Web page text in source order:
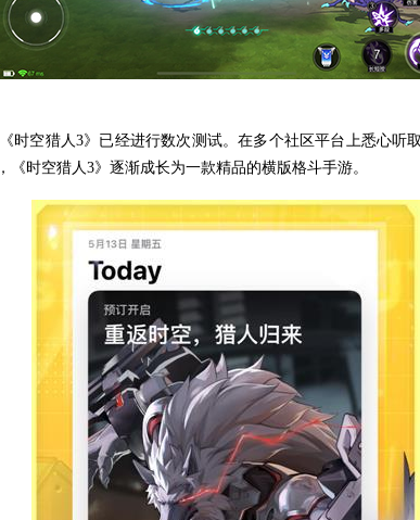
空猎人3》已经进行数次测试。在多个社区平台上悉心听
时空猎人3》逐渐成长为一款精品的横版格斗手游。